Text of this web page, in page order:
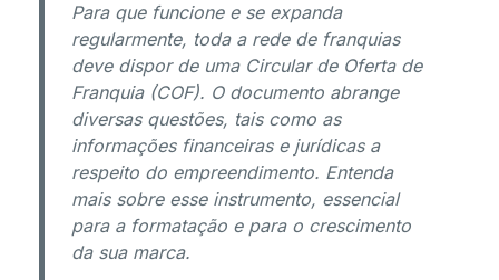
Para que funcione e se expanda
regularmente, toda a rede de franquias
deve dispor de uma Circular de Oferta de
Franquia (COF). O documento abrange
diversas questões, tais como as
informações financeiras e jurídicas a
respeito do empreendimento. Entenda
mais sobre esse instrumento, essencial
para a formatação e para o crescimento
da sua marca.